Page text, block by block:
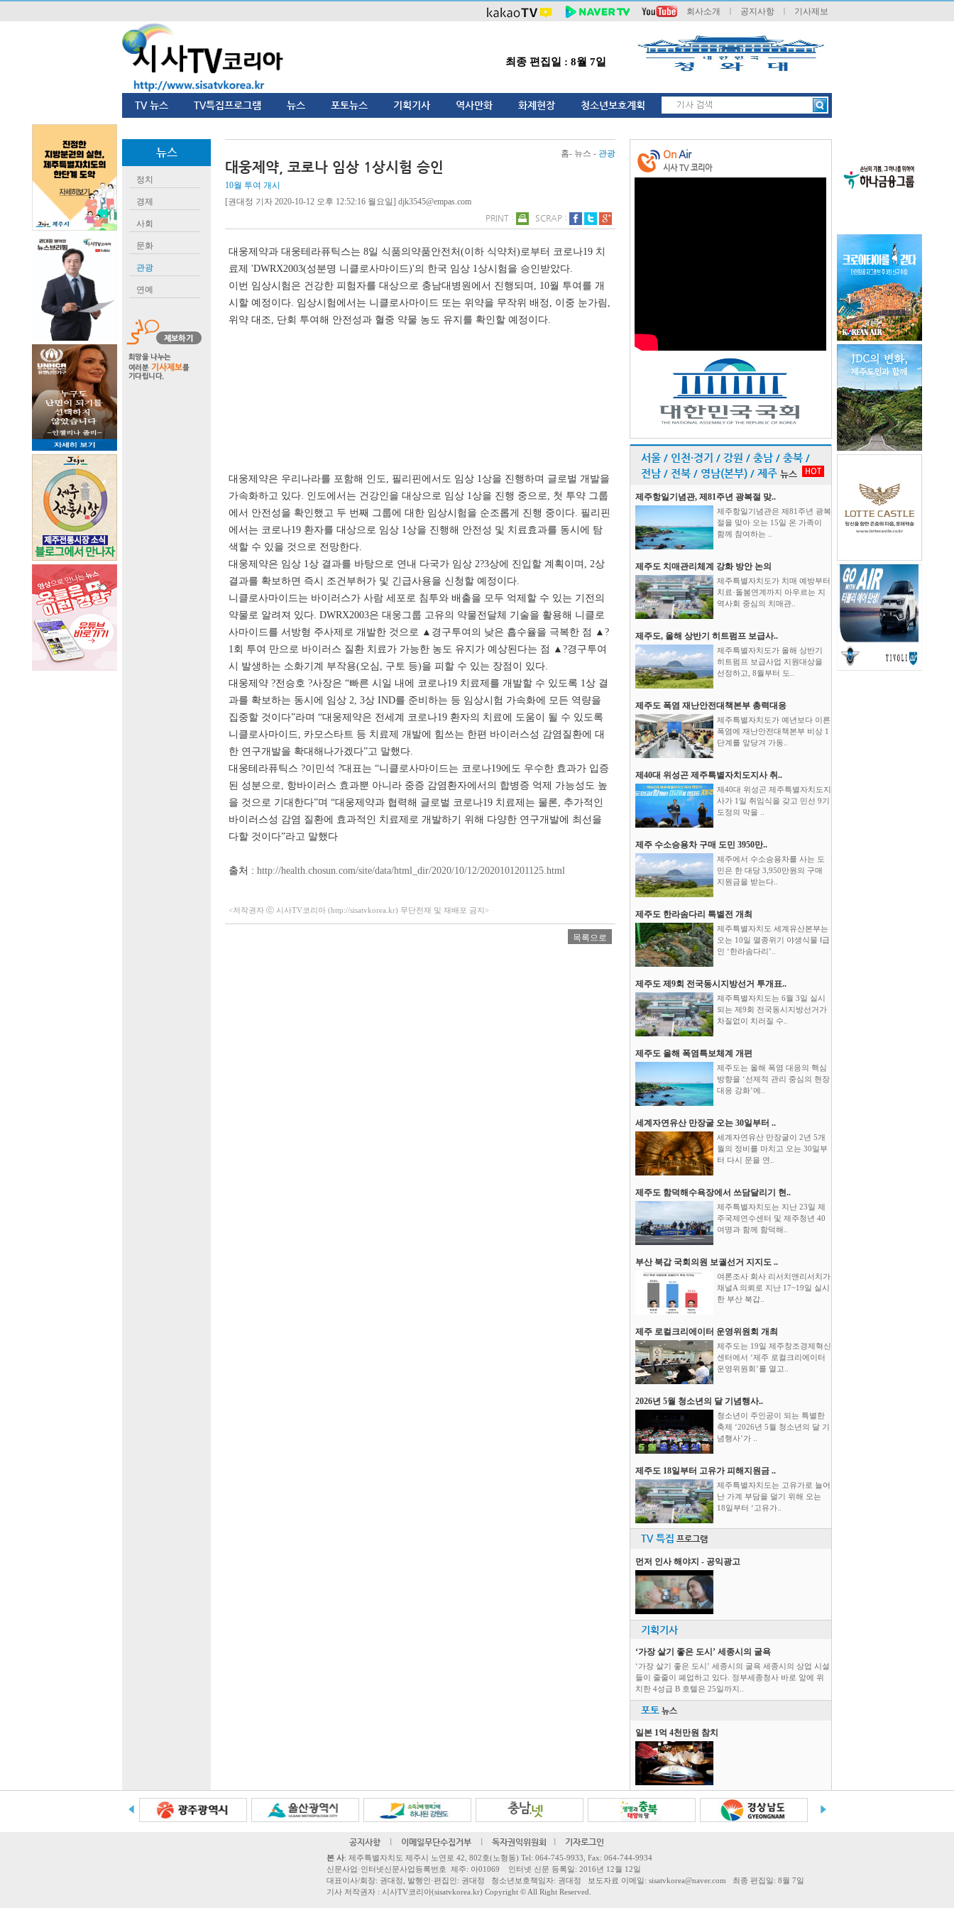
회사소개 공지사항 기사제보
최종 편집일 : 8월 7일
TV 뉴스 TV특집프로그램 뉴스 포토뉴스 기획기사 역사만화 화제현장 청소년보호계획
뉴스
정치
경제
사회
문화
관광
연예
홈- 뉴스 - 관광
대웅제약, 코로나 임상 1상시험 승인
10월 투여 개시
[권대정 기자 2020-10-12 오후 12:52:16 월요일] djk3545@empas.com
PRINT :
SCRAP :
대웅제약과 대웅테라퓨틱스는 8일 식품의약품안전처(이하 식약처)로부터 코로나19 치
료제 'DWRX2003(성분명 니클로사마이드)'의 한국 임상 1상시험을 승인받았다.
이번 임상시험은 건강한 피험자를 대상으로 충남대병원에서 진행되며, 10월 투여를 개
시할 예정이다. 임상시험에서는 니클로사마이드 또는 위약을 무작위 배정, 이중 눈가림,
위약 대조, 단회 투여해 안전성과 혈중 약물 농도 유지를 확인할 예정이다.
대웅제약은 우리나라를 포함해 인도, 필리핀에서도 임상 1상을 진행하며 글로벌 개발을
가속화하고 있다. 인도에서는 건강인을 대상으로 임상 1상을 진행 중으로, 첫 투약 그룹
에서 안전성을 확인했고 두 번째 그룹에 대한 임상시험을 순조롭게 진행 중이다. 필리핀
에서는 코로나19 환자를 대상으로 임상 1상을 진행해 안전성 및 치료효과를 동시에 탐
색할 수 있을 것으로 전망한다.
대웅제약은 임상 1상 결과를 바탕으로 연내 다국가 임상 2?3상에 진입할 계획이며, 2상
결과를 확보하면 즉시 조건부허가 및 긴급사용을 신청할 예정이다.
니클로사마이드는 바이러스가 사람 세포로 침투와 배출을 모두 억제할 수 있는 기전의
약물로 알려져 있다. DWRX2003은 대웅그룹 고유의 약물전달체 기술을 활용해 니클로
사마이드를 서방형 주사제로 개발한 것으로 ▲경구투여의 낮은 흡수율을 극복한 점 ▲?
1회 투여 만으로 바이러스 질환 치료가 가능한 농도 유지가 예상된다는 점 ▲?경구투여
시 발생하는 소화기계 부작용(오심, 구토 등)을 피할 수 있는 장점이 있다.
대웅제약 ?전승호 ?사장은 “빠른 시일 내에 코로나19 치료제를 개발할 수 있도록 1상 결
과를 확보하는 동시에 임상 2, 3상 IND를 준비하는 등 임상시험 가속화에 모든 역량을
집중할 것이다”라며 “대웅제약은 전세계 코로나19 환자의 치료에 도움이 될 수 있도록
니클로사마이드, 카모스타트 등 치료제 개발에 힘쓰는 한편 바이러스성 감염질환에 대
한 연구개발을 확대해나가겠다”고 말했다.
대웅테라퓨틱스 ?이민석 ?대표는 “니클로사마이드는 코로나19에도 우수한 효과가 입증
된 성분으로, 항바이러스 효과뿐 아니라 중증 감염환자에서의 합병증 억제 가능성도 높
을 것으로 기대한다”며 “대웅제약과 협력해 글로벌 코로나19 치료제는 물론, 추가적인
바이러스성 감염 질환에 효과적인 치료제로 개발하기 위해 다양한 연구개발에 최선을
다할 것이다”라고 말했다
출처 : http://health.chosun.com/site/data/html_dir/2020/10/12/2020101201125.html
<저작권자 ⓒ 시사TV코리아 (http://sisatvkorea.kr) 무단전재 및 재배포 금지>
목록으로
On Air
시사 TV 코리아
서울 / 인천·경기 / 강원 / 충남 / 충북 /
전남 / 전북 / 영남(본부) / 제주 뉴스 HOT
제주항일기념관, 제81주년 광복절 맞..
제주항일기념관은 제81주년 광복
절을 맞아 오는 15일 온 가족이
함께 참여하는 ..
제주도 치매관리체계 강화 방안 논의
제주특별자치도가 치매 예방부터
치료·돌봄연계까지 아우르는 지
역사회 중심의 치매관..
제주도, 올해 상반기 히트펌프 보급사..
제주특별자치도가 올해 상반기
히트펌프 보급사업 지원대상을
선정하고, 8월부터 도..
제주도 폭염 재난안전대책본부 총력대응
제주특별자치도가 예년보다 이른
폭염에 재난안전대책본부 비상 1
단계를 앞당겨 가동..
제40대 위성곤 제주특별자치도지사 취..
제40대 위성곤 제주특별자치도지
사가 1일 취임식을 갖고 민선 9기
도정의 막을 ..
제주 수소승용차 구매 도민 3950만..
제주에서 수소승용차를 사는 도
민은 한 대당 3,950만원의 구매
지원금을 받는다..
제주도 한라솜다리 특별전 개최
제주특별자치도 세계유산본부는
오는 10일 멸종위기 야생식물 Ⅰ급
인 ‘한라솜다리’..
제주도 제9회 전국동시지방선거 투개표..
제주특별자치도는 6월 3일 실시
되는 제9회 전국동시지방선거가
차질없이 치러질 수..
제주도 올해 폭염특보체계 개편
제주도는 올해 폭염 대응의 핵심
방향을 ‘선제적 관리 중심의 현장
대응 강화’에..
세계자연유산 만장굴 오는 30일부터 ..
세계자연유산 만장굴이 2년 5개
월의 정비를 마치고 오는 30일부
터 다시 문을 연..
제주도 함덕해수욕장에서 쓰담달리기 현..
제주특별자치도는 지난 23일 제
주국제연수센터 및 제주청년 40
여명과 함께 함덕해..
부산 북갑 국회의원 보궐선거 지지도 ..
여론조사 회사 리서치앤리서치가
채널A 의뢰로 지난 17~19일 실시
한 부산 북갑..
제주 로컬크리에이터 운영위원회 개최
제주도는 19일 제주창조경제혁신
센터에서 ‘제주 로컬크리에이터
운영위원회’를 열고..
2026년 5월 청소년의 달 기념행사..
청소년이 주인공이 되는 특별한
축제 ‘2026년 5월 청소년의 달 기
념행사’가 ..
제주도 18일부터 고유가 피해지원금 ..
제주특별자치도는 고유가로 늘어
난 가계 부담을 덜기 위해 오는
18일부터 ‘고유가..
TV 특집 프로그램
먼저 인사 해야지 - 공익광고
기획기사
‘가장 살기 좋은 도시’ 세종시의 굴욕
‘가장 살기 좋은 도시’ 세종시의 굴욕 세종시의 상업 시설
들이 줄줄이 폐업하고 있다. 정부세종청사 바로 앞에 위
치한 4성급 B 호텔은 25일까지..
포토 뉴스
일본 1억 4천만원 참치
공지사항 l 이메일무단수집거부 l 독자권익위원회 l 기자로그인
본 사: 제주특별자치도 제주시 노연로 42, 802호(노형동) Tel: 064-745-9933, Fax: 064-744-9934
신문사업·인터넷신문사업등록번호 제주: 아01069 인터넷 신문 등록일: 2016년 12월 12일
대표이사/회장: 권대정, 발행인·편집인: 권대정 청소년보호책임자: 권대정 보도자료 이메일: sisatvkorea@naver.com 최종 편집일: 8월 7일
기사 저작권자 : 시사TV코리아(sisatvkorea.kr) Copyright © All Right Reserved.